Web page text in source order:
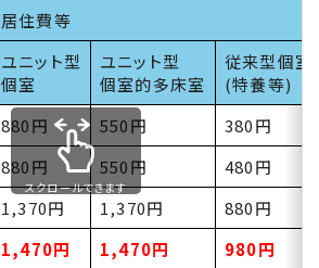
居住費等
ユニット型
個室
ユニット型
個室的多床室
従来型個室
(特養等)
880円 550円
380円
880円 550円
480円
1,370円 1,370円
880円
1,470円 1,470円 980円
スクロールできます